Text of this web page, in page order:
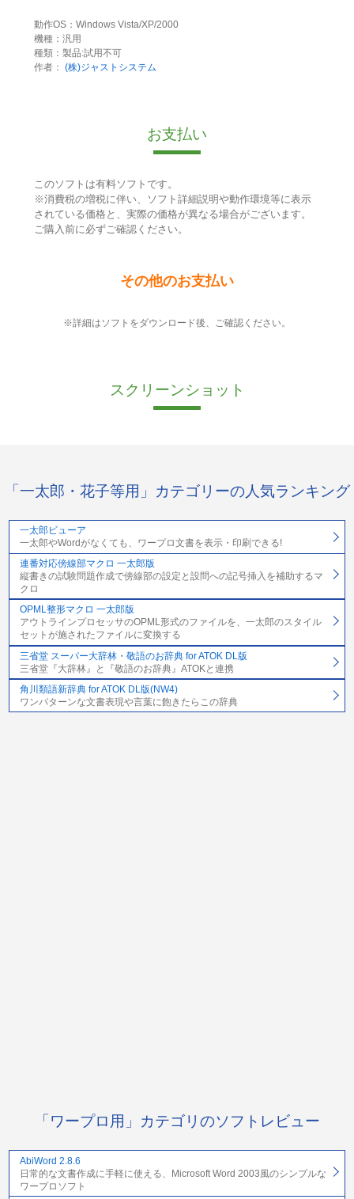
動作OS：Windows Vista/XP/2000
機種：汎用
種類：製品:試用不可
作者： (株)ジャストシステム
お支払い
このソフトは有料ソフトです。
※消費税の増税に伴い、ソフト詳細説明や動作環境等に表示
されている価格と、実際の価格が異なる場合がございます。
ご購入前に必ずご確認ください。
その他のお支払い
※詳細はソフトをダウンロード後、ご確認ください。
スクリーンショット
「一太郎・花子等用」カテゴリーの人気ランキング
一太郎ビューア
一太郎やWordがなくても、ワープロ文書を表示・印刷できる!
連番対応傍線部マクロ 一太郎版
縦書きの試験問題作成で傍線部の設定と設問への記号挿入を補助するマ
クロ
OPML整形マクロ 一太郎版
アウトラインプロセッサのOPML形式のファイルを、一太郎のスタイル
セットが施されたファイルに変換する
三省堂 スーパー大辞林・敬語のお辞典 for ATOK DL版
三省堂『大辞林』と『敬語のお辞典』ATOKと連携
角川類語新辞典 for ATOK DL版(NW4)
ワンパターンな文書表現や言葉に飽きたらこの辞典
「ワープロ用」カテゴリのソフトレビュー
AbiWord 2.8.6
日常的な文書作成に手軽に使える、Microsoft Word 2003風のシンプルな
ワープロソフト